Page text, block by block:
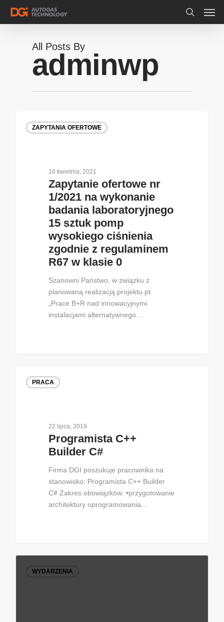
All Posts By
adminwp
ZAPYTANIA OFERTOWE
16 kwietnia, 2021
Zapytanie ofertowe nr
1/2021 na wykonanie
badania laboratoryjnego
15 sztuk pomp
wysokiego ciśnienia
zgodnie z regulaminem
R67 w klasie 0
Szanowni Państwo, w związku z
planowaną realizacją projektu pt.
„Prace B+R nad innowacyjnymi
instalacjami alternatywnego…
PRACA
22 lipca, 2019
Programista C++
Builder C#
Firma DGI poszukuje pracownika na
stanowisko: Programista C++ Builder
C# Zakres obowiązków: •przygotowanie
architektury oprogramowania…
WYDARZENIA